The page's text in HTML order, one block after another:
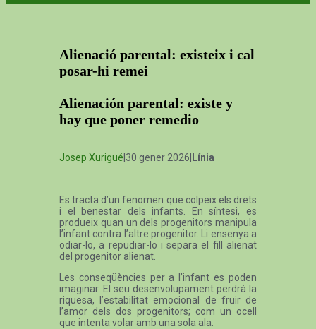
Alienació parental: existeix i cal
posar-hi remei
Alienación parental: existe y
hay que poner remedio
Josep Xurigué |30 gener 2026| Línia
Es tracta d’un fenomen que colpeix els drets
i el benestar dels infants. En síntesi, es
produeix quan un dels progenitors manipula
l’infant contra l’altre progenitor. Li ensenya a
odiar-lo, a repudiar-lo i separa el fill alienat
del progenitor alienat.
Les conseqüències per a l’infant es poden
imaginar. El seu desenvolupament perdrà la
riquesa, l’estabilitat emocional de fruir de
l’amor dels dos progenitors; com un ocell
que intenta volar amb una sola ala.